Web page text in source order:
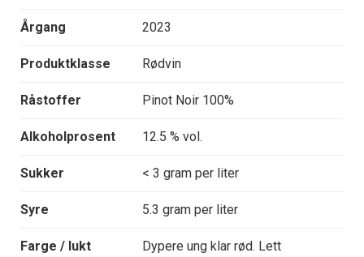
Årgang 2023
Produktklasse Rødvin
Råstoffer Pinot Noir 100%
Alkoholprosent 12.5 % vol.
Sukker < 3 gram per liter
Syre 5.3 gram per liter
Farge / lukt
Dypere ung klar rød. Lett